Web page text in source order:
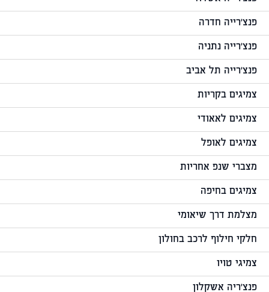
פנצ'רייה חדרה
פנצ'רייה נתניה
פנצ'רייה תל אביב
צמיגים בקריות
צמיגים לאאודי
צמיגים לאופל
מצברי שנפ אחריות
צמיגים בחיפה
מצלמת דרך שיאומי
חלקי חילוף לרכב בחולון
צמיגי טויו
פנצ'ריה אשקלון